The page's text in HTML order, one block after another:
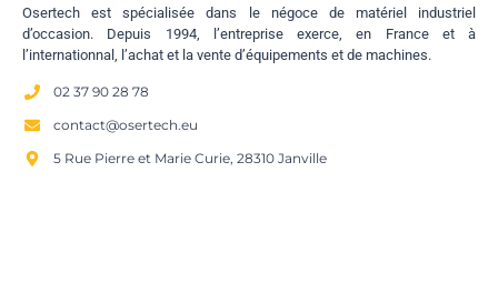
Osertech est spécialisée dans le négoce de matériel industriel
d’occasion. Depuis 1994, l’entreprise exerce, en France et à
l’internationnal, l’achat et la vente d’équipements et de machines.
02 37 90 28 78
contact@osertech.eu
5 Rue Pierre et Marie Curie, 28310 Janville